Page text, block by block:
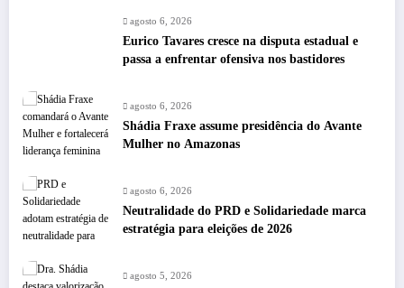
agosto 6, 2026
Eurico Tavares cresce na disputa estadual e
passa a enfrentar ofensiva nos bastidores
agosto 6, 2026
Shádia Fraxe assume presidência do Avante
Mulher no Amazonas
agosto 6, 2026
Neutralidade do PRD e Solidariedade marca
estratégia para eleições de 2026
agosto 5, 2026